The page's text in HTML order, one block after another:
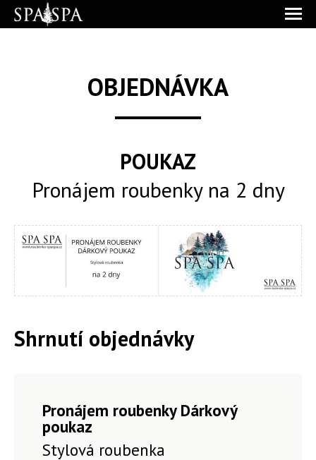
OBJEDNÁVKA
POUKAZ
Pronájem roubenky na 2 dny
Shrnutí objednávky
Pronájem roubenky Dárkový
poukaz
Stylová roubenka